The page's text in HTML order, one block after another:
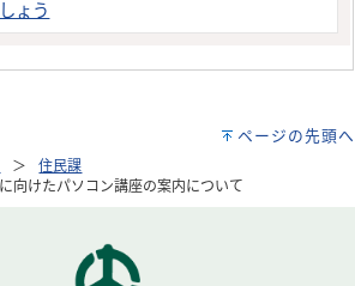
ょう
ページの先頭へ
住民課
向けたパソコン講座の案内について